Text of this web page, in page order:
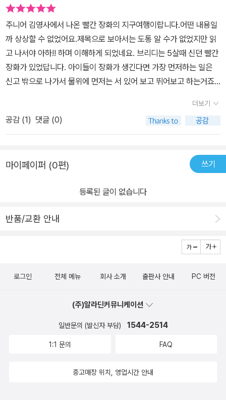
주니어 김영사에서 나온 빨간 장화의 지구여행이랍니다.어떤 내용일
까 상상할 수 없었어요.제목으로 보아서는 도통 알 수가 없었지만 읽
고 나서야 아하!! 하며 이해하게 되었네요. 브리디는 5살때 신던 빨간
장화가 있었답니다. 아이들이 장화가 생긴다면 가장 먼저하는 일은
신고 밖으로 나가서 물위에 먼저는 서 있어 보고 뛰어보고 하는거죠.
덩이에서 펄쩍 뛰어보기도 해보고, 빨간 장화는 언제나 브리디의 발
을 지켜주었답니다. 많은 추억을 같이 한 빨간 장화!! 비가 오지 않는
겨울에는 창고에 가지런히 놓여있었고 브리디는 다시 빨간 장화를 신
기다려서 비가 오는 어느날 다시 신게 되었는데 .어?브리디의 발이
거라고 이야기해 주었답니다. 브리디는 빨간 장화를 받게 될 친구에
을 하게 되었답니다. 빨간장화는 쇠로 만든 큰 박스안에 실리고 트럭
서 빨간 장화를 기다리는 이쁜 소녀의 발에 신기게 되었어요.빨간 장
직은 저희 나라는 겨울이죠.그래서 아직 부츠를 신고 다니겠지만 곧
알고 있는 나눔의 미덕이 다르게 표현되어 있어서 보기 좋았어요.빨
간 장화의 지구여행이라고 해서 전혀 다르게 생각했는데생각외로 내
아서 신기했어요.책 먹는 여우의 후속인 책 먹는 여우와 이야기 도둑
이라 더 바람직한 교훈을 주었네요.아이들에게 많은 추억을 준 애착
더보기
공감 (1) 댓글 (0)
마이페이퍼 (0편) 쓰기
등록된 글이 없습니다
반품/교환 안내
로그인 전체 메뉴 회사 소개 출판사 안내 PC 버전
(주)알라딘커뮤니케이션
일반문의 (발신자 부담) 1544-2514
1:1 문의 FAQ
중고매장 위치, 영업시간 안내